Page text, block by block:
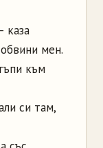
каза
мен.
към
си там,